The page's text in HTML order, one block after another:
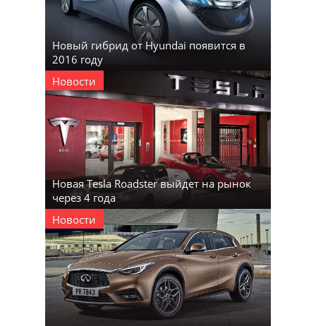
Новый гибрид от Hyundai появится в
2016 году
Новости
Новая Tesla Roadster выйдет на рынок
через 4 года
Новости